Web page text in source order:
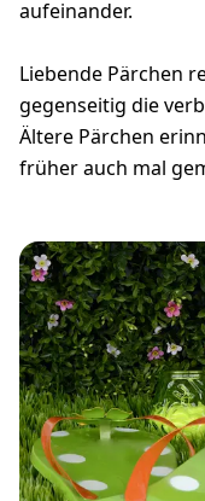
aufeinander.
Liebende Pärchen
gegenseitig die
Ältere Pärchen
früher auch mal